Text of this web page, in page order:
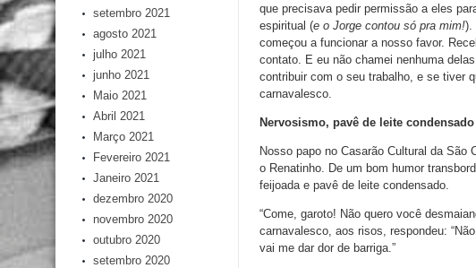
que precisava pedir permissão a eles
espiritual (e o Jorge contou só pra mim!).
começou a funcionar a nosso favor.
contato. E eu não chamei nenhuma
contribuir com o seu trabalho, e se tiver
carnavalesco.
Nervosismo, pavê de leite
Nosso papo no Casarão Cultural da São
o Renatinho. De um bom humor
feijoada e pavê de leite condensado.
“Come, garoto! Não quero você
carnavalesco, aos risos, respondeu:
vai me dar dor de barriga.”
setembro 2021
agosto 2021
julho 2021
junho 2021
Maio 2021
Abril 2021
Março 2021
Fevereiro 2021
Janeiro 2021
dezembro 2020
novembro 2020
outubro 2020
setembro 2020